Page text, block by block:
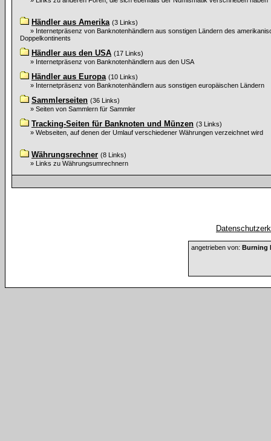
Händler aus Amerika (3 Links)
» Internetpräsenz von Banknotenhändlern aus sonstigen Ländern des
Doppelkontinents
Händler aus den USA (17 Links)
» Internetpräsenz von Banknotenhändlern aus den USA
Händler aus Europa (10 Links)
» Internetpräsenz von Banknotenhändlern aus sonstigen europäischen Ländern
Sammlerseiten (36 Links)
» Seiten von Sammlern für Sammler
Tracking-Seiten für Banknoten und Münzen (3 Links)
» Webseiten, auf denen der Umlauf verschiedener Währungen verzeichnet wird
Währungsrechner (8 Links)
» Links zu Währungsumrechnern
angetrieben von: Burning